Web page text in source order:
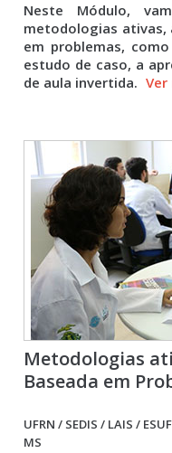
Neste Módulo,
metodologias ativas,
em problemas,
estudo de caso, a
de aula invertida. Ver
Metodologias
Baseada em
UFRN / SEDIS / LAIS /
MS